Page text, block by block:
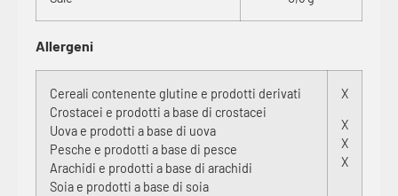
Allergeni
Cereali contenente glutine e prodotti derivati
Crostacei e prodotti a base di crostacei
Uova e prodotti a base di uova
Pesche e prodotti a base di pesce
Arachidi e prodotti a base di arachidi
Soia e prodotti a base di soia
X
X
X
X